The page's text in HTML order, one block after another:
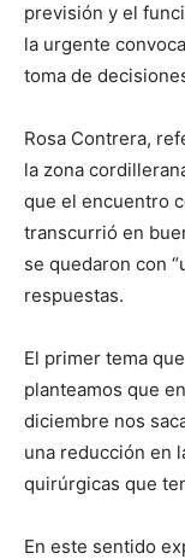
previsión y el
la urgente
toma de
Rosa Contrera,
la zona
que el encuentro
transcurrió en
se quedaron con
respuestas.
El primer tema
planteamos que
diciembre nos
una reducción en
quirúrgicas que
En este sentido